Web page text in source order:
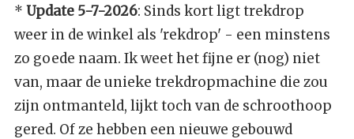
* Update 5-7-2026: Sinds kort ligt trekdrop
weer in de winkel als 'rekdrop' - een minstens
zo goede naam. Ik weet het fijne er (nog) niet
van, maar de unieke trekdropmachine die zou
zijn ontmanteld, lijkt toch van de schroothoop
gered. Of ze hebben een nieuwe gebouwd